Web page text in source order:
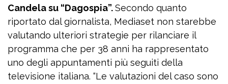
Candela su “Dagospia”.Secondo quanto
riportato dal giornalista, Mediaset non starebbe
valutando ulteriori strategie per rilanciare il
programma che per 38 anni ha rappresentato
uno degli appuntamenti più seguiti della
televisione italiana. “Le valutazioni del caso sono